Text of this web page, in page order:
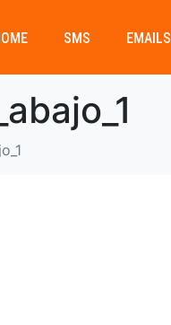
SMS EMAILS